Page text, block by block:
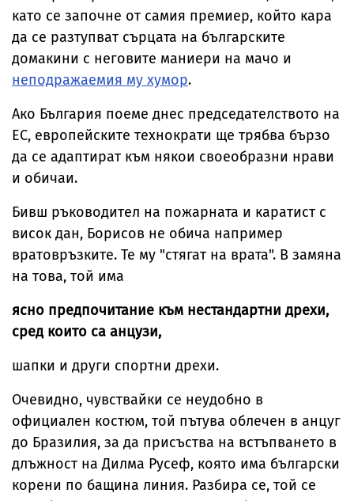
като се започне от самия премиер, който кара
да се разтупват сърцата на българските
домакини с неговите маниери на мачо и
неподражаемия му хумор.
Ако България поеме днес председателството на
ЕС, европейските технократи ще трябва бързо
да се адаптират към някои своеобразни нрави
и обичаи.
Бивш ръководител на пожарната и каратист с
висок дан, Борисов не обича например
вратовръзките. Те му "стягат на врата". В замяна
на това, той има
ясно предпочитание към нестандартни дрехи,
сред които са анцузи,
шапки и други спортни дрехи.
Очевидно, чувствайки се неудобно в
официален костюм, той пътува облечен в анцуг
до Бразилия, за да присъства на встъпването в
длъжност на Дилма Русеф, която има български
корени по бащина линия. Разбира се, той се